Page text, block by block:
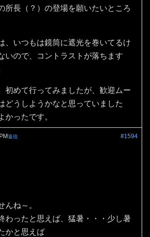
所長（？）の登場を願いたいところ
、いつもは鏡筒に遮光を巻いてるけ
いので、コントラストが落ちます
初めて行ってみましたが、歓迎ムー
どうしようかなと思っていました
かったです。
#1594
返信
んね～。
わったと思えば、猛暑・・・少し暑
かと思えば